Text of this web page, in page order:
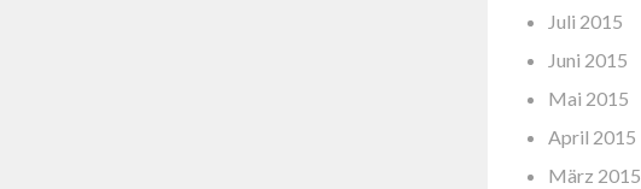
Juli 2015
Juni 2015
Mai 2015
April 2015
März 2015